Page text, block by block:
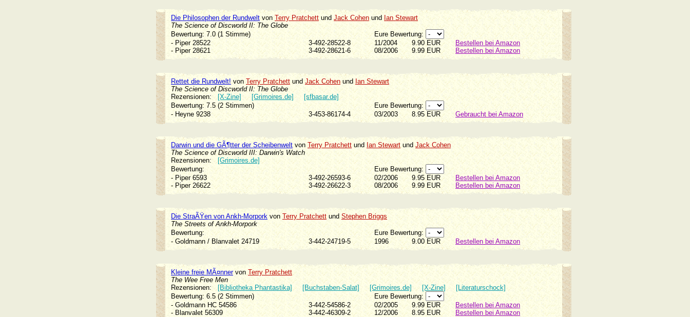
Die Philosophen der Rundweltvon Terry Pratchett und Jack CohenundIan Stewart
The Science of Discworld II: The Globe
Bewertung: 7.0 (1 Stimme)
Eure Bewertung:
- Piper 28522
3-492-28522-8 11/2004 9.90 EUR
Bestellen bei Amazon
- Piper 28621
3-492-28621-6 08/2006 9.99 EUR Bestellen bei Amazon
Rettet die Rundwelt!vonTerry Pratchettund Jack CohenundIan Stewart
The Science of Discworld II: The Globe
Rezensionen:[X-Zine] [Grimoires.de]
[sfbasar.de]
Bewertung: 7.5 (2 Stimmen)
Eure Bewertung:
- Heyne 9238
3-453-86174-4 03/2003 8.95 EUR Gebraucht bei Amazon
Darwin und die GÃ¶tter der ScheibenweltvonTerry Pratchettund Ian StewartundJack Cohen
The Science of Discworld III: Darwin's Watch
Rezensionen:[Grimoires.de]
Bewertung:
Eure Bewertung:
- Piper 6593
3-492-26593-6 02/2006 9.95 EUR
Bestellen bei Amazon
- Piper 26622
3-492-26622-3 08/2006 9.99 EUR Bestellen bei Amazon
Die StraÃŸen von Ankh-Morpork von Terry Pratchett undStephen Briggs
The Streets of Ankh-Morpork
Bewertung:
Eure Bewertung:
- Goldmann / Blanvalet 24719
3-442-24719-5 1996 9.00 EUR Bestellen bei Amazon
Kleine freie MÃ¤nnervonTerry Pratchett
The Wee Free Men
Rezensionen:[Bibliotheka Phantastika] [Buchstaben-Salat] [Grimoires.de] [X-Zine]
[Literaturschock]
Bewertung: 6.5 (2 Stimmen)
Eure Bewertung:
- Goldmann HC 54586
3-442-54586-2 02/2005 9.99 EUR
Bestellen bei Amazon
- Blanvalet 56309
3-442-46309-2 12/2006 8.95 EUR Bestellen bei Amazon